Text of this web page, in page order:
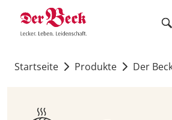
Startseite Produkte Der